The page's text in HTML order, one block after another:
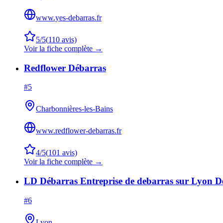
www.yes-debarras.fr
5/5(110 avis)
Voir la fiche complète →
Redflower Débarras
#5
Charbonnières-les-Bains
www.redflower-debarras.fr
4/5(101 avis)
Voir la fiche complète →
LD Débarras Entreprise de debarras sur Lyon
#6